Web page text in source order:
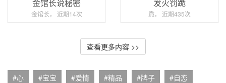
金馆长说秘密
金馆长， 近期14次
发火罚跪
跪， 近期435次
查看更多内容 >>
#心 #宝宝 #爱情 #精品 #牌子
#自恋